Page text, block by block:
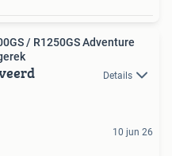
/ R1250GS Adventure
Details
10 jun 26